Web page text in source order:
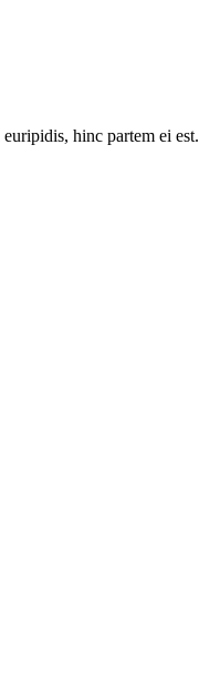
hinc partem ei est.